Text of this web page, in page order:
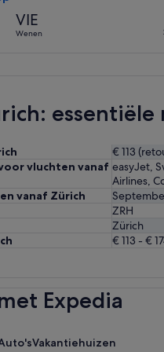
VIE
Wenen
€ 113
vluchten vanaf easyJet,
Airlines,
vanaf Zürich
ZRH
Zürich
€ 113 - €
Expedia
Vakantiehuizen